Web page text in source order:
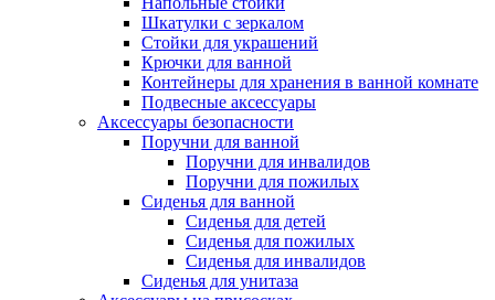
Шкатулки с зеркалом
Стойки для украшений
Крючки для ванной
Контейнеры для хранения в ванной комнате
Подвесные аксессуары
Аксессуары безопасности
Поручни для ванной
Поручни для инвалидов
Поручни для пожилых
Сиденья для ванной
Сиденья для детей
Сиденья для пожилых
Сиденья для инвалидов
Сиденья для унитаза